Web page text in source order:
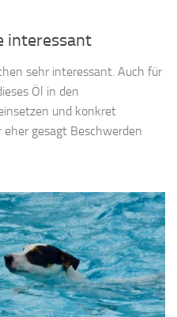
interessant
sehr interessant. Auch für
Öl in den
und konkret
gesagt Beschwerden